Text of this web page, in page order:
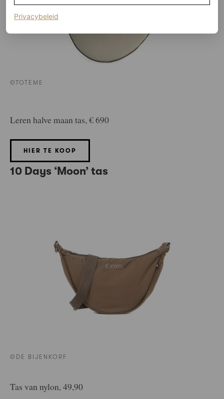
©TOTEME
Leren halve maan tas, € 690
HIER TE KOOP
10 Days ‘Moon’ tas
©DE BIJENKORF
Tas van nylon, 49,90
Privacybeleid